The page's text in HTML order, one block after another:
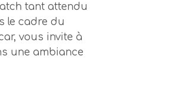
tant attendu
le cadre du
vous invite à
une ambiance